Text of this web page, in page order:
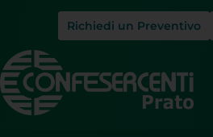
Richiedi un Preventivo